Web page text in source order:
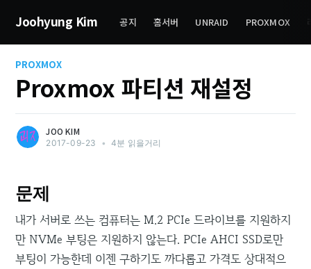
Joohyung Kim 공지 홈서버 UNRAID PROXMOX
PROXMOX
Proxmox 파티션 재설정
JOO KIM
2017-09-23 • 4분 읽을거리
문제
내가 서버로 쓰는 컴퓨터는 M.2 PCIe 드라이브를 지원하지
만 NVMe 부팅은 지원하지 않는다. PCIe AHCI SSD로만
부팅이 가능한데 이젠 구하기도 까다롭고 가격도 상대적으